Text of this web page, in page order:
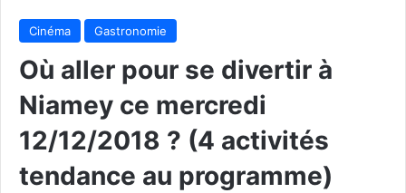
Cinéma Gastronomie
Où aller pour se divertir à
Niamey ce mercredi
12/12/2018 ? (4 activités
tendance au programme)